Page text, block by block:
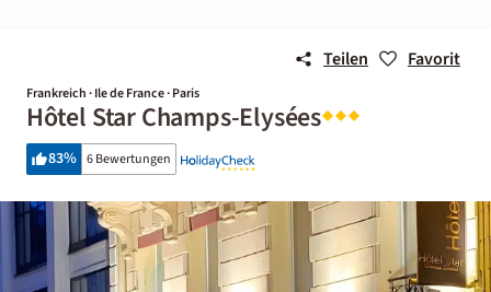
Teilen Favorit
Frankreich · Ile de France · Paris
Hôtel Star Champs-Elysées
83% 6 Bewertungen